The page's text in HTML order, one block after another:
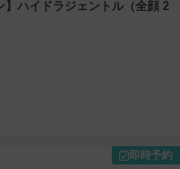
】ハイドラジェントル（全顔 2
即時予約